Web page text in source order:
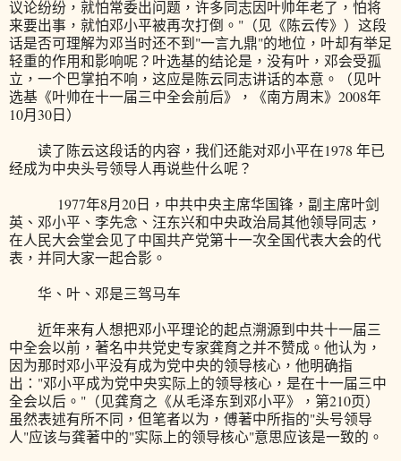
议论纷纷，就怕常委出问题，许多同志因叶帅年老了，怕将
来要出事，就怕邓小平被再次打倒。"（见《陈云传》）这段
话是否可理解为邓当时还不到"一言九鼎"的地位，叶却有举足
轻重的作用和影响呢？叶选基的结论是，没有叶，邓会受孤
立，一个巴掌拍不响，这应是陈云同志讲话的本意。（见叶
选基《叶帅在十一届三中全会前后》，《南方周末》2008年
10月30日）
读了陈云这段话的内容，我们还能对邓小平在1978 年已
经成为中央头号领导人再说些什么呢？
1977年8月20日，中共中央主席华国锋，副主席叶剑
英、邓小平、李先念、汪东兴和中央政治局其他领导同志，
在人民大会堂会见了中国共产党第十一次全国代表大会的代
表，并同大家一起合影。
华、叶、邓是三驾马车
近年来有人想把邓小平理论的起点溯源到中共十一届三
中全会以前，著名中共党史专家龚育之并不赞成。他认为，
因为那时邓小平没有成为党中央的领导核心，他明确指
出："邓小平成为党中央实际上的领导核心，是在十一届三中
全会以后。"（见龚育之《从毛泽东到邓小平》，第210页）
虽然表述有所不同，但笔者以为，傅著中所指的"头号领导
人"应该与龚著中的"实际上的领导核心"意思应该是一致的。